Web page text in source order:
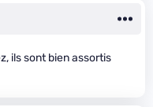
ils sont bien assortis